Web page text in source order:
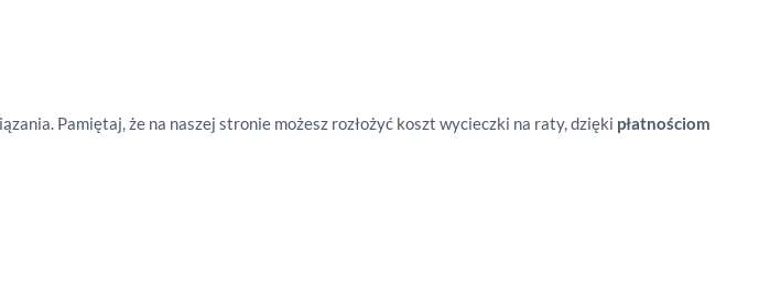
Pamiętaj, że na naszej stronie możesz rozłożyć koszt wycieczki na raty, dzięki płatnościom